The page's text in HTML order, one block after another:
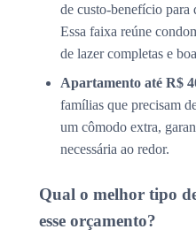
de custo-benefício para
Essa faixa reúne
de lazer completas e
Apartamento até R$
famílias que precisam
um cômodo extra,
necessária ao redor.
Qual o melhor tipo
esse orçamento?